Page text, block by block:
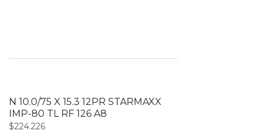
N 10.0/75 X 15.3 12PR STARMAXX
IMP-80 TL RF 126 A8
$224.226